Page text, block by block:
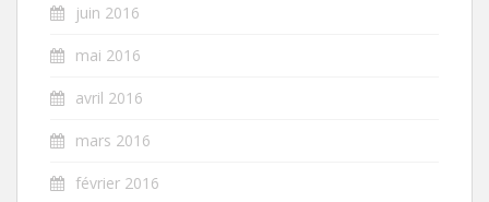
juin 2016
mai 2016
avril 2016
mars 2016
février 2016